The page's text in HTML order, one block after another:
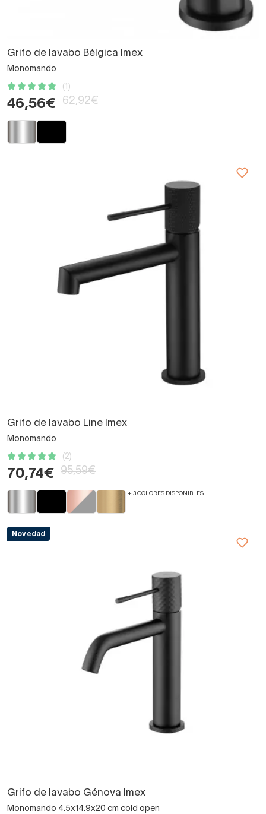
Grifo de lavabo Bélgica Imex
Monomando
(1)
46,56€ 62,92€
Grifo de lavabo Line Imex
Monomando
(2)
70,74€ 95,59€
+ 3 COLORES DISPONIBLES
Novedad
Grifo de lavabo Génova Imex
Monomando 4.5x14.9x20 cm cold open